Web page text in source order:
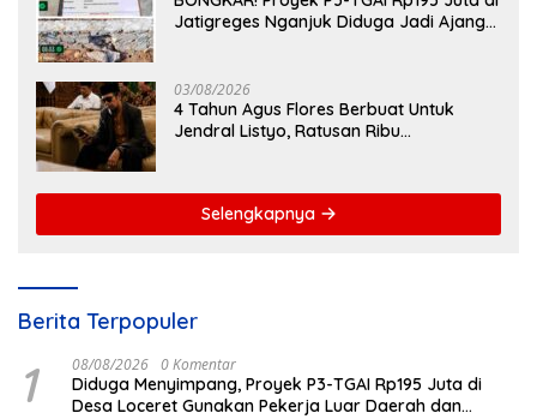
Jatigreges Nganjuk Diduga Jadi Ajang
03/08/2026
4 Tahun Agus Flores Berbuat Untuk
Jendral Listyo, Ratusan Ribu
Selengkapnya
Berita Terpopuler
1 08/08/2026 0 Komentar
Diduga Menyimpang, Proyek P3-TGAI Rp195 Juta di
Desa Loceret Gunakan Pekerja Luar Daerah dan